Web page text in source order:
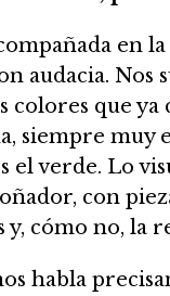
en
audacia.
colores que ya
siempre
el verde. Lo
con
y, cómo no, la
habla